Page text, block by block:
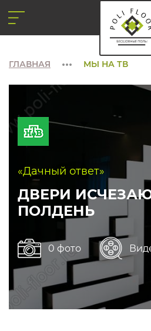
ГЛАВНАЯ МЫ НА ТВ
«Дачный ответ»
ДВЕРИ
ПОЛДЕНЬ
0 фото